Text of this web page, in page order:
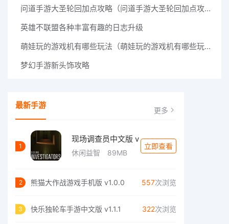
问道手游大圣轮回加点攻略（问道手游大圣轮回加点攻略图）
英雄不联盟各种丰富有趣的日志升级
萌娃玩的游戏机有哪些玩法（萌娃玩的游戏机有哪些玩法图片）
梦幻手游新头饰攻略
最新手游 更多
1
现场调查员中文版 v
休闲益智 89MB
立即查看
2 熊猫大作战游戏手机版 v1.0.0 557次浏览
3 快乐独轮车手游中文版 v1.1.1 322次浏览